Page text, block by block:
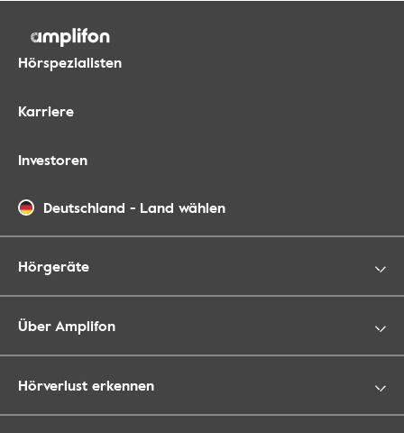
Hörspezialisten
Karriere
Investoren
Deutschland - Land wählen
Hörgeräte
Über Amplifon
Hörverlust erkennen